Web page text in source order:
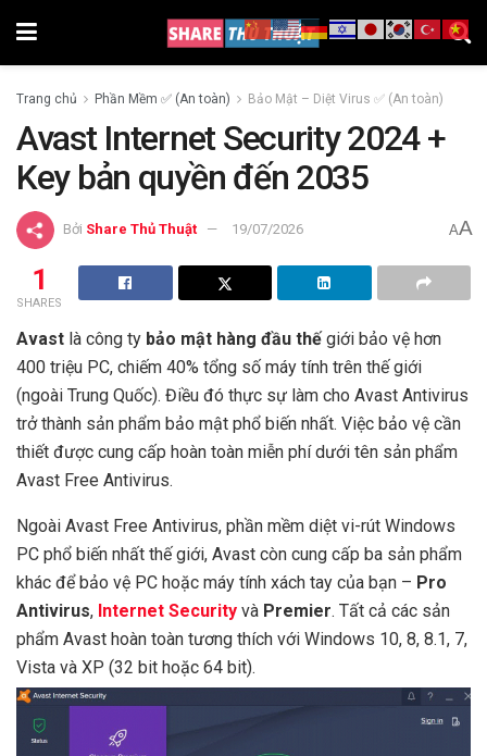
Trang chủ Phần Mềm ✅ (An toàn) Bảo Mật – Diệt Virus ✅ (An toàn)
Avast Internet Security 2024 +
Key bản quyền đến 2035
Bởi Share Thủ Thuật 19/07/2026 AA
1
SHARES
Avast là công ty bảo mật hàng đầu thếgiới bảo vệ hơn
400 triệu PC, chiếm 40% tổng số máy tính trên thế giới
(ngoài Trung Quốc). Điều đó thực sự làm cho Avast Antivirus
trở thành sản phẩm bảo mật phổ biến nhất. Việc bảo vệ cần
thiết được cung cấp hoàn toàn miễn phí dưới tên sản phẩm
Avast Free Antivirus.
Ngoài Avast Free Antivirus, phần mềm diệt vi-rút Windows
PC phổ biến nhất thế giới, Avast còn cung cấp ba sản phẩm
khác để bảo vệ PC hoặc máy tính xách tay của bạn – Pro
Antivirus, Internet Security và Premier. Tất cả các sản
phẩm Avast hoàn toàn tương thích với Windows 10, 8, 8.1, 7,
Vista và XP (32 bit hoặc 64 bit).